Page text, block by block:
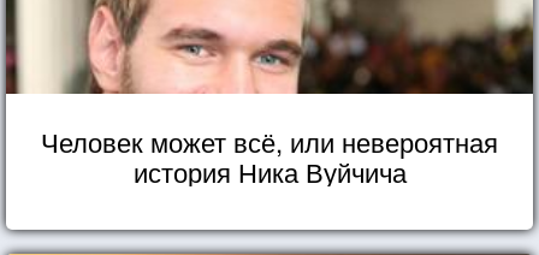
Человек может всё, или невероятная
история Ника Вуйчича